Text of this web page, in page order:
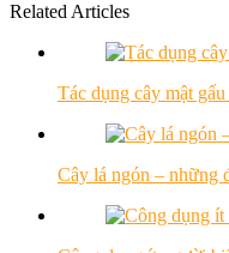
Related Articles
Tác dụng cây mật
Cây lá ngón – những